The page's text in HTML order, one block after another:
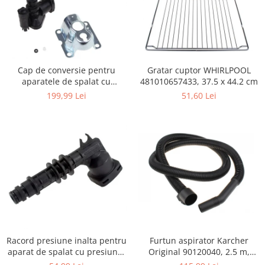
Igiena si ingrijire
Jucarii si Jocuri
Maternitate
Petshop
Accesorii animale de companie
Acvaristica
Castroane si adapatori animale
Mobila si transport animale de
Zgarzi, lese si hamuri
PC, Periferice & Software
Componente PC
Desktop PC & Monitoare
Consumabile
Periferice PC
Cap de conversie pentru
aparatele de spalat cu
presiune KARCHER K
199,99 Lei
Gratar cuptor WHIRLPOOL
481010657433, 37.5 x 44.2 cm
51,60 Lei
Racord presiune inalta pentru
aparat de spalat cu presiune,
Furtun aspirator Karcher
Original 90120040, 2.5 m,